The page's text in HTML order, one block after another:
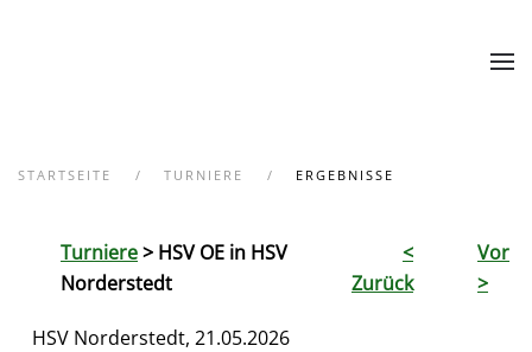
STARTSEITE TURNIERE ERGEBNISSE
Turniere> HSV OE in HSV
Norderstedt
<
Zurück
Vor
>
HSV Norderstedt, 21.05.2026